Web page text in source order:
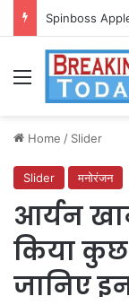
Spinboss
Menu
Home / Slider
Slider मनोरंजन
आर्यन
किया
जानिए